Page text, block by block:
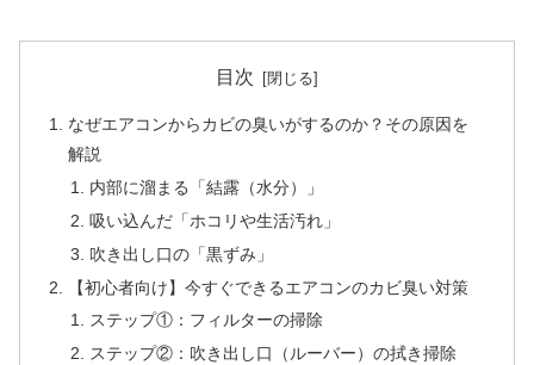
目次
なぜエアコンからカビの臭いがするのか？その原因を
解説
内部に溜まる「結露（水分）」
吸い込んだ「ホコリや生活汚れ」
吹き出し口の「黒ずみ」
【初心者向け】今すぐできるエアコンのカビ臭い対策
ステップ①：フィルターの掃除
ステップ②：吹き出し口（ルーバー）の拭き掃除